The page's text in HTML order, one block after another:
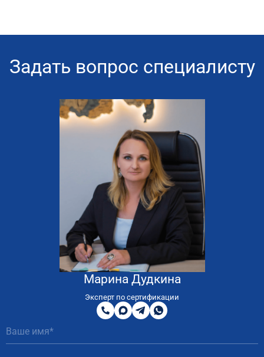
Задать вопрос специалисту
Марина Дудкина
Эксперт по сертификации
8
800
200
51
MAXTelegram
WhatsApp